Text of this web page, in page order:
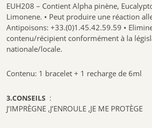
EUH208 – Contient Alpha pinène,
Limonene. • Peut produire une réaction
Antipoisons: +33.(0)1.45.42.59.59 •
contenu/récipient conformément à la
nationale/locale.
Contenu: 1 bracelet + 1 recharge de 6ml
3.CONSEILS :
J’IMPRÈGNE ,J’ENROULE ,JE ME PROTÈGE